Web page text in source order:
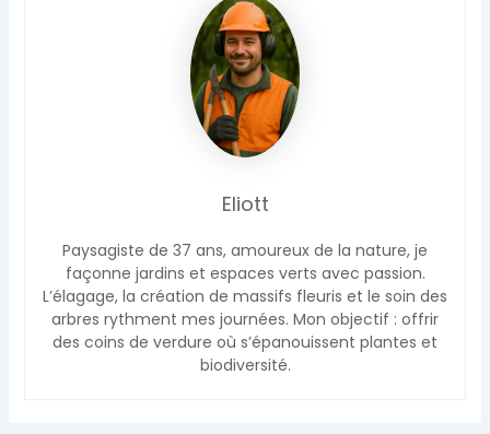
Eliott
Paysagiste de 37 ans, amoureux de la nature, je
façonne jardins et espaces verts avec passion.
L’élagage, la création de massifs fleuris et le soin des
arbres rythment mes journées. Mon objectif : offrir
des coins de verdure où s’épanouissent plantes et
biodiversité.